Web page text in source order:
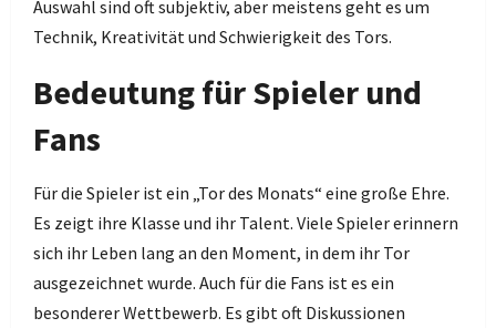
Auswahl sind oft subjektiv, aber meistens geht es um
Technik, Kreativität und Schwierigkeit des Tors.
Bedeutung für Spieler und
Fans
Für die Spieler ist ein „Tor des Monats“ eine große Ehre.
Es zeigt ihre Klasse und ihr Talent. Viele Spieler erinnern
sich ihr Leben lang an den Moment, in dem ihr Tor
ausgezeichnet wurde. Auch für die Fans ist es ein
besonderer Wettbewerb. Es gibt oft Diskussionen